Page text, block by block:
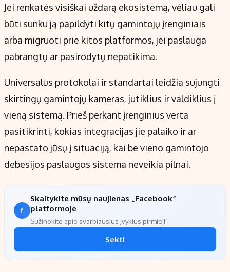
Jei renkatės visiškai uždarą ekosistemą, vėliau gali
būti sunku ją papildyti kitų gamintojų įrenginiais
arba migruoti prie kitos platformos, jei paslauga
pabrangtų ar pasirodytų nepatikima.
Universalūs protokolai ir standartai leidžia sujungti
skirtingų gamintojų kameras, jutiklius ir valdiklius į
vieną sistemą. Prieš perkant įrenginius verta
pasitikrinti, kokias integracijas jie palaiko ir ar
nepastato jūsų į situaciją, kai be vieno gamintojo
debesijos paslaugos sistema neveikia pilnai.
Skaitykite mūsų naujienas „Facebook“
platformoje
Sužinokite apie svarbiausius įvykius pirmieji!
Sekti